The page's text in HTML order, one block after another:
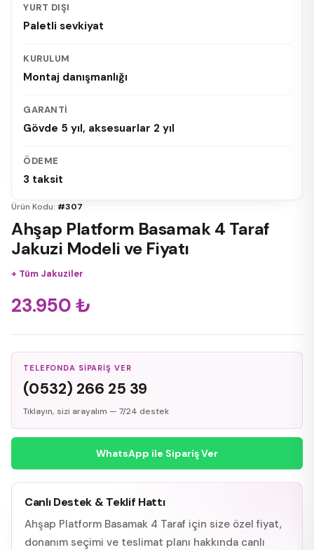
YURT DIŞI
Paletli sevkiyat
KURULUM
Montaj danışmanlığı
GARANTI
Gövde 5 yıl, aksesuarlar 2 yıl
ÖDEME
3 taksit
Ürün Kodu: #307
Ahşap Platform Basamak 4 Taraf
Jakuzi Modeli ve Fiyatı
+ Tüm Jakuziler
23.950 ₺
TELEFONDA SIPARIŞ VER
(0532) 266 25 39
Tıklayın, sizi arayalım — 7/24 destek
WhatsApp ile Sipariş Ver
Canlı Destek & Teklif Hattı
Ahşap Platform Basamak 4 Taraf için size özel fiyat,
donanım seçimi ve teslimat planı hakkında canlı